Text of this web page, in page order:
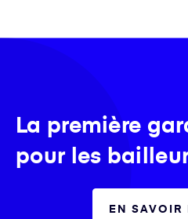
La première
pour les
EN SAVOIR